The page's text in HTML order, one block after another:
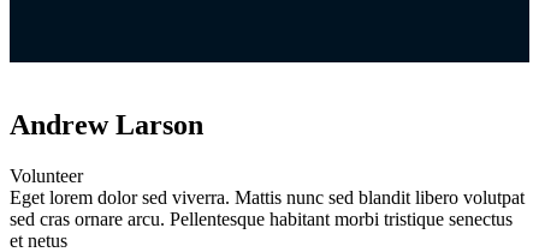
Andrew Larson
Volunteer
Eget lorem dolor sed viverra. Mattis nunc sed blandit libero volutpat
sed cras ornare arcu. Pellentesque habitant morbi tristique senectus
et netus